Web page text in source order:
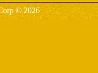
© 2026